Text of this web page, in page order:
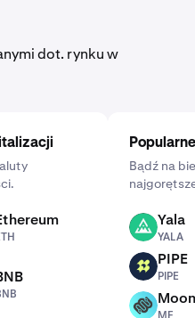
dot. rynku w
Bądź na
YALA Yala
YALA
PIPE PIPE
PIPE
MF